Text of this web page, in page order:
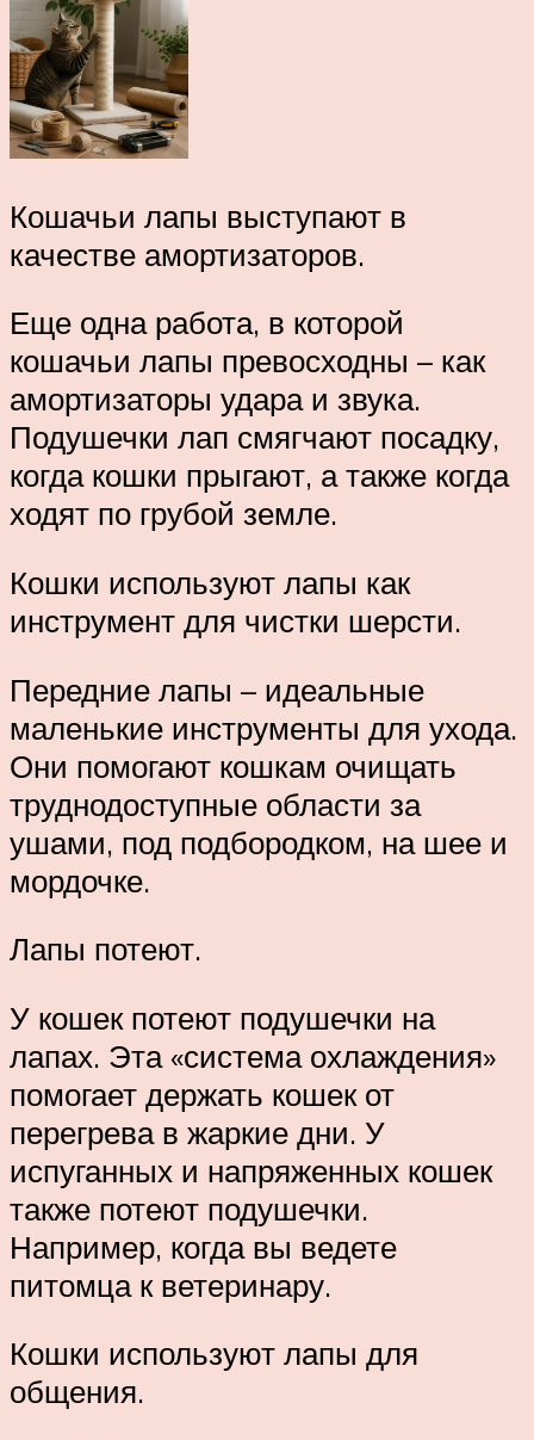
Кошачьи лапы выступают в
качестве амортизаторов.
Еще одна работа, в которой
кошачьи лапы превосходны – как
амортизаторы удара и звука.
Подушечки лап смягчают посадку,
когда кошки прыгают, а также когда
ходят по грубой земле.
Кошки используют лапы как
инструмент для чистки шерсти.
Передние лапы – идеальные
маленькие инструменты для ухода.
Они помогают кошкам очищать
труднодоступные области за
ушами, под подбородком, на шее и
мордочке.
Лапы потеют.
У кошек потеют подушечки на
лапах. Эта «система охлаждения»
помогает держать кошек от
перегрева в жаркие дни. У
испуганных и напряженных кошек
также потеют подушечки.
Например, когда вы ведете
питомца к ветеринару.
Кошки используют лапы для
общения.